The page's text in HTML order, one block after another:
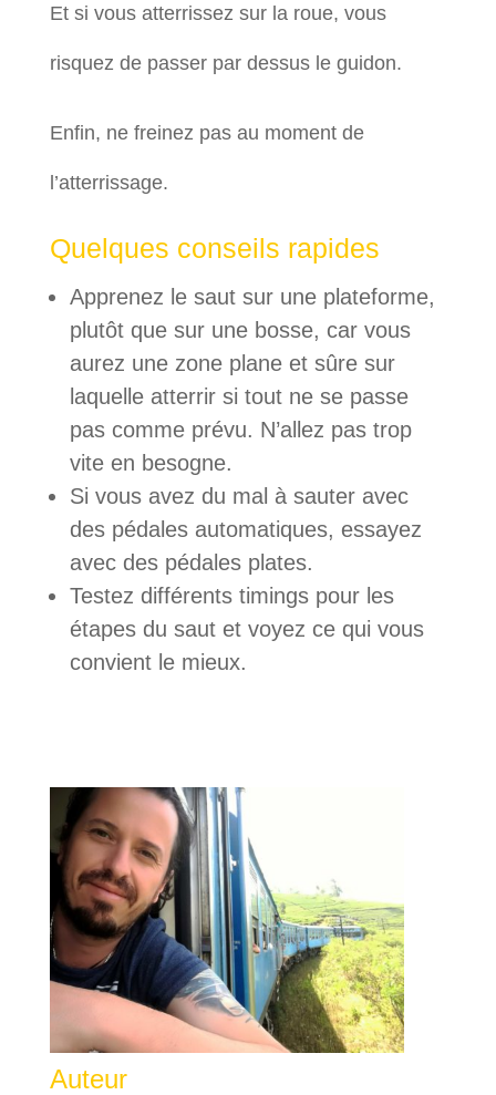
Et si vous atterrissez sur la roue, vous
risquez de passer par dessus le guidon.
Enfin, ne freinez pas au moment de
l’atterrissage.
Quelques conseils rapides
Apprenez le saut sur une plateforme,
plutôt que sur une bosse, car vous
aurez une zone plane et sûre sur
laquelle atterrir si tout ne se passe
pas comme prévu. N’allez pas trop
vite en besogne.
Si vous avez du mal à sauter avec
des pédales automatiques, essayez
avec des pédales plates.
Testez différents timings pour les
étapes du saut et voyez ce qui vous
convient le mieux.
Auteur